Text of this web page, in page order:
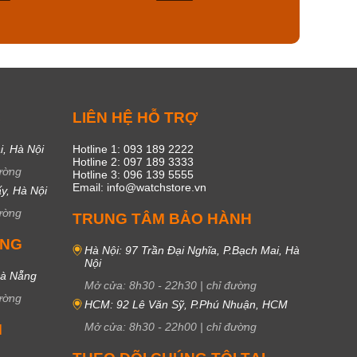
Hà Nội
Hà Nội
Nẵng
LIÊN HỆ HỖ TRỢ
Hotline 1: 093 189 2222
Hotline 2: 097 189 3333
Hotline 3: 096 139 5555
Email: info@watchstore.vn
TRUNG TÂM BẢO HÀNH
Hà Nội: 97 Trần Đại Nghĩa, P.Bạch Mai, Hà
Nội
Mở cửa: 8h30 - 22h30 | chỉ đường
HCM: 92 Lê Văn Sỹ, P.Phú Nhuận, HCM
Mở cửa: 8h30 - 22h00 | chỉ đường